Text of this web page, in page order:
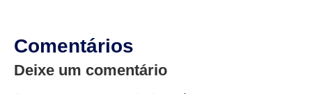
Comentários
Deixe um comentário